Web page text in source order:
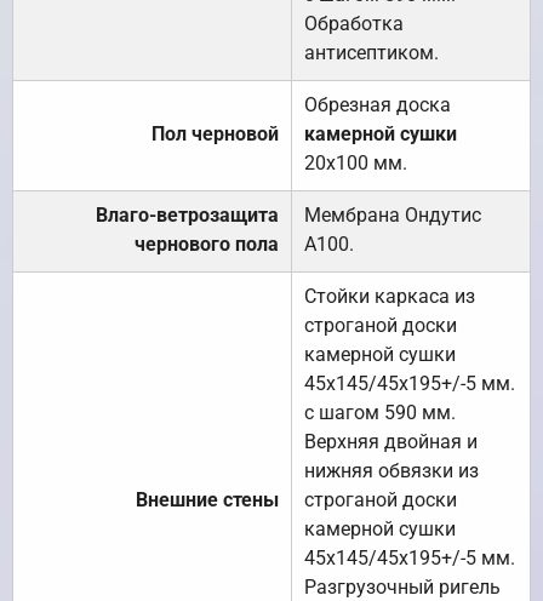
Обработка
антисептиком.
Пол черновой
Обрезная доска
камерной сушки
20х100 мм.
Влаго-ветрозащита
чернового пола
Мембрана Ондутис
А100.
Внешние стены
Стойки каркаса из
строганой доски
камерной сушки
45х145/45х195+/-5 мм.
с шагом 590 мм.
Верхняя двойная и
нижняя обвязки из
строганой доски
камерной сушки
45х145/45х195+/-5 мм.
Разгрузочный ригель